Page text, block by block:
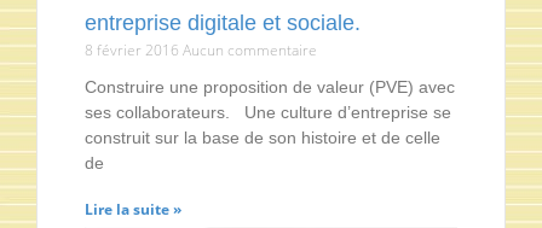
entreprise digitale et sociale.
8 février 2016 Aucun commentaire
Construire une proposition de valeur (PVE) avec
ses collaborateurs. Une culture d’entreprise se
construit sur la base de son histoire et de celle
de
Lire la suite »